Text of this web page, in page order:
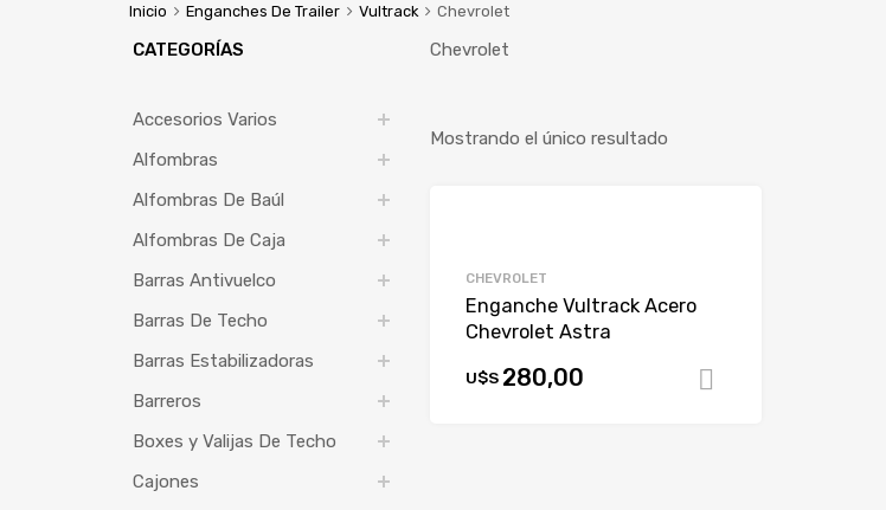
Inicio Enganches De Trailer Vultrack Chevrolet
Chevrolet
Mostrando el único resultado
CHEVROLET
Enganche Vultrack Acero
Chevrolet Astra
U$S 280,00
CATEGORÍAS
Accesorios Varios
Alfombras
Alfombras De Baúl
Alfombras De Caja
Barras Antivuelco
Barras De Techo
Barras Estabilizadoras
Barreros
Boxes y Valijas De Techo
Cajones